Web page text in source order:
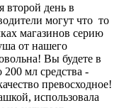
второй день в
могут что то
магазинов серию
от нашего
Вы будете в
мл средства -
превосходное!
использовала